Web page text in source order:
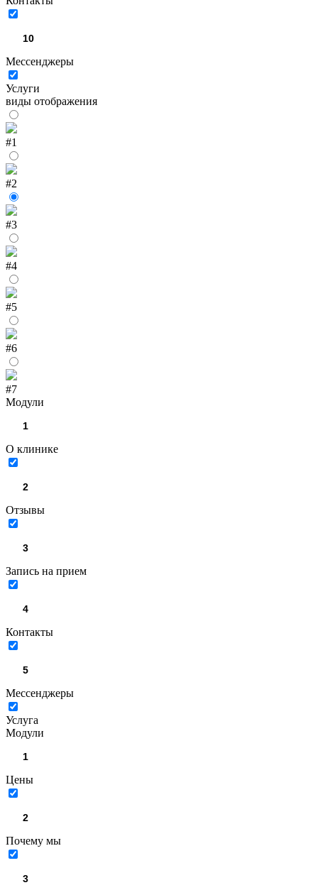
Мессенджеры
Услуги
виды отображения
#1
#2
#3
#4
#5
#6
#7
Модули
О клинике
Отзывы
Запись на прием
Контакты
Мессенджеры
Услуга
Модули
Цены
Почему мы